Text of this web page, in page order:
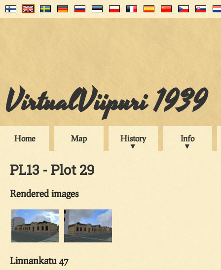
VirtualViipuri 1939
Home Map History Info
PL13 - Plot 29
Rendered images
Linnankatu 47